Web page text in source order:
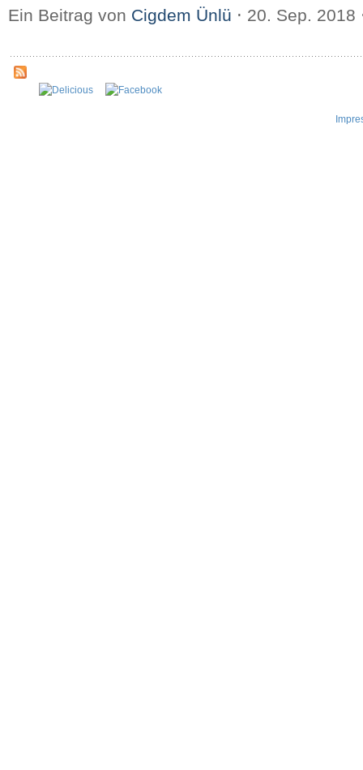
Ein Beitrag von Cigdem Ünlü ⋅ 20. Sep. 2018